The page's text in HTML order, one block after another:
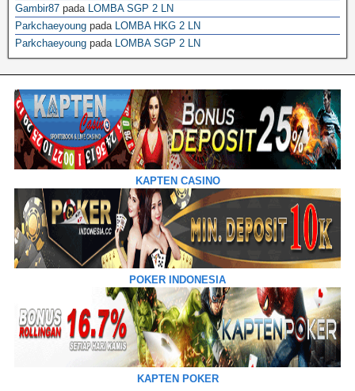
Gambir87 pada LOMBA SGP 2 LN
Parkchaeyoung pada LOMBA HKG 2 LN
Parkchaeyoung pada LOMBA SGP 2 LN
KAPTEN CASINO
POKER INDONESIA
KAPTEN POKER